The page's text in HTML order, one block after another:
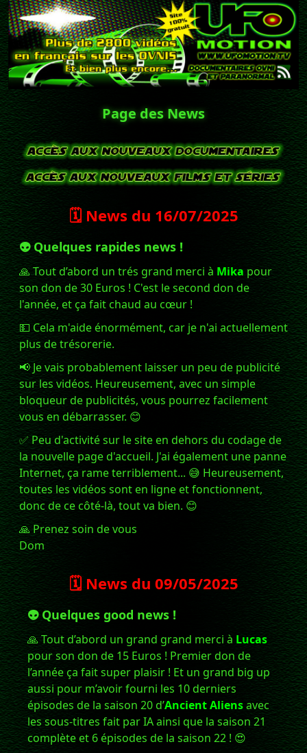
Page des News
🗓️ News du 16/07/2025
👽 Quelques rapides news !
🙏 Tout d’abord un trés grand merci à Mika pour
son don de 30 Euros ! C'est le second don de
l'année, et ça fait chaud au cœur !
💵 Cela m'aide énormément, car je n'ai actuellement
plus de trésorerie.
📢 Je vais probablement laisser un peu de publicité
sur les vidéos. Heureusement, avec un simple
bloqueur de publicités, vous pourrez facilement
vous en débarrasser. 😊
✅ Peu d'activité sur le site en dehors du codage de
la nouvelle page d'accueil. J'ai également une panne
Internet, ça rame terriblement... 😅 Heureusement,
toutes les vidéos sont en ligne et fonctionnent,
donc de ce côté-là, tout va bien. 😊
🙏 Prenez soin de vous
Dom
🗓️ News du 09/05/2025
👽 Quelques good news !
🙏 Tout d’abord un grand grand merci à Lucas
pour son don de 15 Euros ! Premier don de
l’année ça fait super plaisir ! Et un grand big up
aussi pour m’avoir fourni les 10 derniers
épisodes de la saison 20 d’Ancient Aliensavec
les sous-titres fait par IA ainsi que la saison 21
complète et 6 épisodes de la saison 22 ! 😍